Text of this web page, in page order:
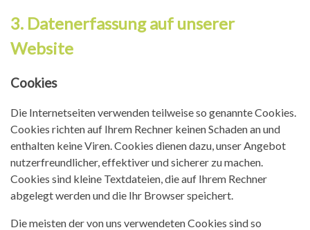
3. Datenerfassung auf unserer
Website
Cookies
Die Internetseiten verwenden teilweise so genannte Cookies.
Cookies richten auf Ihrem Rechner keinen Schaden an und
enthalten keine Viren. Cookies dienen dazu, unser Angebot
nutzerfreundlicher, effektiver und sicherer zu machen.
Cookies sind kleine Textdateien, die auf Ihrem Rechner
abgelegt werden und die Ihr Browser speichert.
Die meisten der von uns verwendeten Cookies sind so